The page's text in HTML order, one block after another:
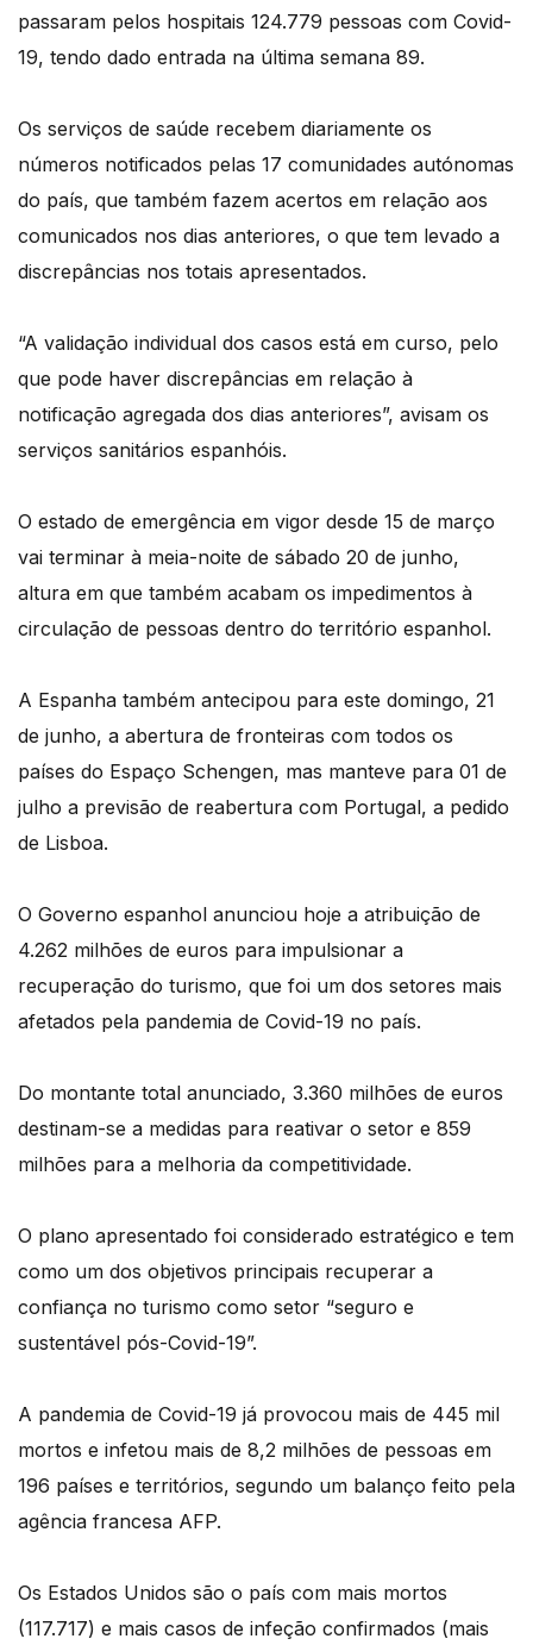
passaram pelos hospitais 124.779 pessoas com Covid-
19, tendo dado entrada na última semana 89.
Os serviços de saúde recebem diariamente os
números notificados pelas 17 comunidades autónomas
do país, que também fazem acertos em relação aos
comunicados nos dias anteriores, o que tem levado a
discrepâncias nos totais apresentados.
“A validação individual dos casos está em curso, pelo
que pode haver discrepâncias em relação à
notificação agregada dos dias anteriores”, avisam os
serviços sanitários espanhóis.
O estado de emergência em vigor desde 15 de março
vai terminar à meia-noite de sábado 20 de junho,
altura em que também acabam os impedimentos à
circulação de pessoas dentro do território espanhol.
A Espanha também antecipou para este domingo, 21
de junho, a abertura de fronteiras com todos os
países do Espaço Schengen, mas manteve para 01 de
julho a previsão de reabertura com Portugal, a pedido
de Lisboa.
O Governo espanhol anunciou hoje a atribuição de
4.262 milhões de euros para impulsionar a
recuperação do turismo, que foi um dos setores mais
afetados pela pandemia de Covid-19 no país.
Do montante total anunciado, 3.360 milhões de euros
destinam-se a medidas para reativar o setor e 859
milhões para a melhoria da competitividade.
O plano apresentado foi considerado estratégico e tem
como um dos objetivos principais recuperar a
confiança no turismo como setor “seguro e
sustentável pós-Covid-19”.
A pandemia de Covid-19 já provocou mais de 445 mil
mortos e infetou mais de 8,2 milhões de pessoas em
196 países e territórios, segundo um balanço feito pela
agência francesa AFP.
Os Estados Unidos são o país com mais mortos
(117.717) e mais casos de infeção confirmados (mais